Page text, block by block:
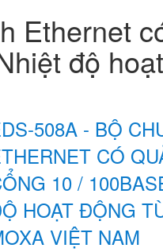
Ethernet
độ
508A - BỘ
CÓ
10 /
HOẠT ĐỘNG
VIỆT NAM